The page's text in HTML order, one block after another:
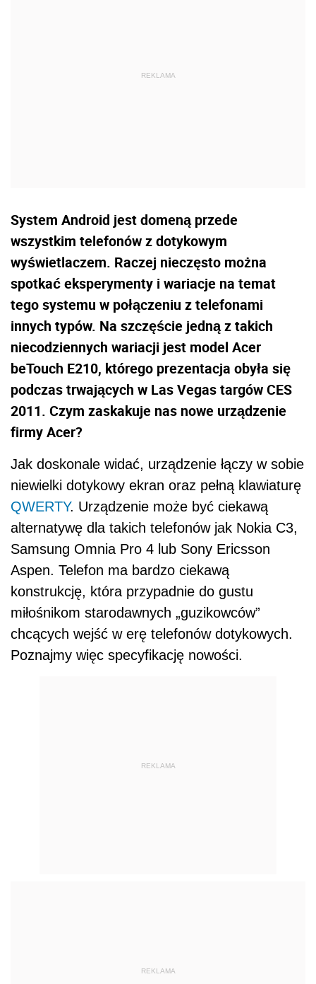
System Android jest domeną przede
wszystkim telefonów z dotykowym
wyświetlaczem. Raczej nieczęsto można
spotkać eksperymenty i wariacje na temat
tego systemu w połączeniu z telefonami
innych typów. Na szczęście jedną z takich
niecodziennych wariacji jest model Acer
beTouch E210, którego prezentacja obyła się
podczas trwających w Las Vegas targów CES
2011. Czym zaskakuje nas nowe urządzenie
firmy Acer?
Jak doskonale widać, urządzenie łączy w sobie
niewielki dotykowy ekran oraz pełną klawiaturę
QWERTY. Urządzenie może być ciekawą
alternatywę dla takich telefonów jak Nokia C3,
Samsung Omnia Pro 4 lub Sony Ericsson
Aspen. Telefon ma bardzo ciekawą
konstrukcję, która przypadnie do gustu
miłośnikom starodawnych „guzikowców”
chcących wejść w erę telefonów dotykowych.
Poznajmy więc specyfikację nowości.
REKLAMA
REKLAMA